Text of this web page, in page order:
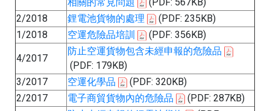
2/2018
鋰電池貨物的處理
(PDF: 235KB)
1/2018
空運危險品培訓 (PDF: 356KB)
4/2017
防止空運貨物包含未經申報的危險品
(PDF: 179KB)
3/2017
空運化學品
(PDF: 320KB)
2/2017
電子商貿貨物內的危險品 (PDF: 287KB)